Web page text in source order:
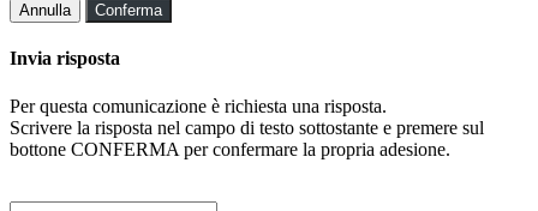
Annulla Conferma
Invia risposta
Per questa comunicazione è richiesta una risposta.
Scrivere la risposta nel campo di testo sottostante e premere sul
bottone CONFERMA per confermare la propria adesione.